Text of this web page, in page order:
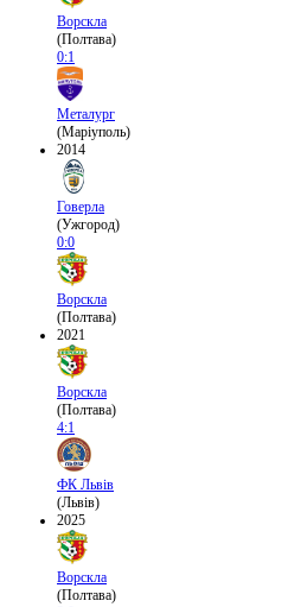
Ворскла
(Полтава)
0:1
Металург
(Маріуполь)
2014
Говерла
(Ужгород)
0:0
Ворскла
(Полтава)
2021
Ворскла
(Полтава)
4:1
ФК Львів
(Львів)
2025
Ворскла
(Полтава)